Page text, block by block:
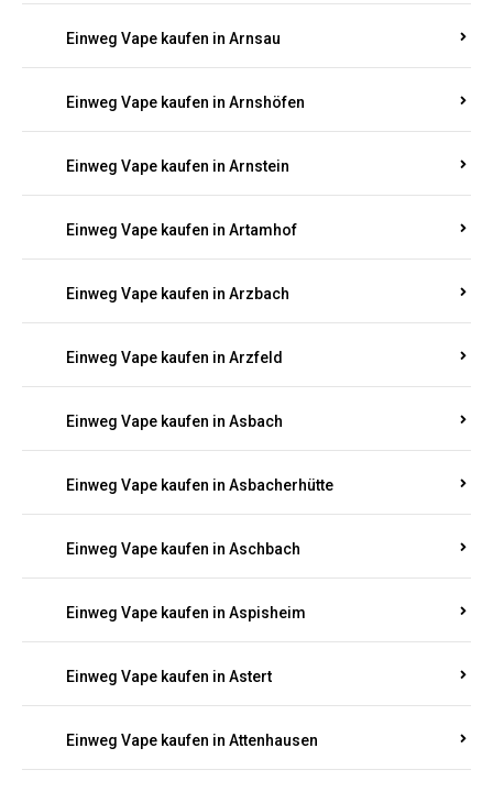
Einweg Vape kaufen in Arnsau
Einweg Vape kaufen in Arnshöfen
Einweg Vape kaufen in Arnstein
Einweg Vape kaufen in Artamhof
Einweg Vape kaufen in Arzbach
Einweg Vape kaufen in Arzfeld
Einweg Vape kaufen in Asbach
Einweg Vape kaufen in Asbacherhütte
Einweg Vape kaufen in Aschbach
Einweg Vape kaufen in Aspisheim
Einweg Vape kaufen in Astert
Einweg Vape kaufen in Attenhausen